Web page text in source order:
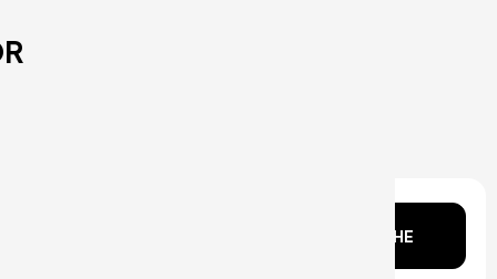
SUCHE